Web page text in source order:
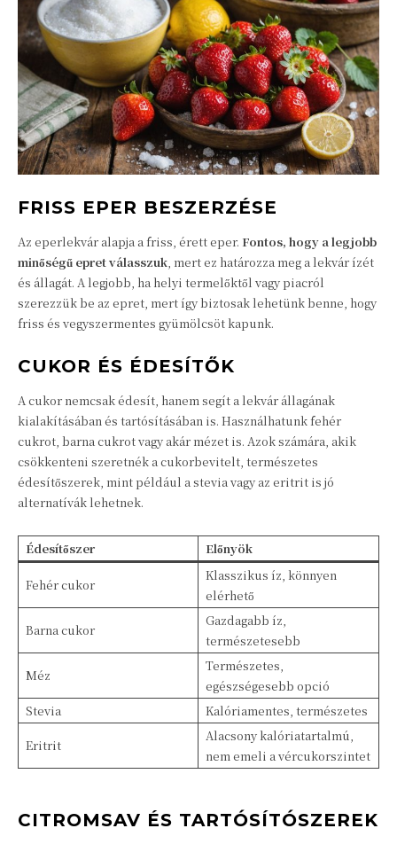
FRISS EPER BESZERZÉSE
Az eperlekvár alapja a friss, érett eper. Fontos, hogy a legjobb
minőségű epret válasszuk , mert ez határozza meg a lekvár ízét
és állagát. A legjobb, ha helyi termelőktől vagy piacról
szerezzük be az epret, mert így biztosak lehetünk benne, hogy
friss és vegyszermentes gyümölcsöt kapunk.
CUKOR ÉS ÉDESÍTŐK
A cukor nemcsak édesít, hanem segít a lekvár állagának
kialakításában és tartósításában is. Használhatunk fehér
cukrot, barna cukrot vagy akár mézet is. Azok számára, akik
csökkenteni szeretnék a cukorbevitelt, természetes
édesítőszerek, mint például a stevia vagy az eritrit is jó
alternatívák lehetnek.
Édesítőszer Előnyök
Fehér cukor
Klasszikus íz, könnyen
elérhető
Barna cukor
Gazdagabb íz,
természetesebb
Méz
Természetes,
egészségesebb opció
Stevia
Kalóriamentes, természetes
Eritrit
Alacsony kalóriatartalmú,
nem emeli a vércukorszintet
CITROMSAV ÉS TARTÓSÍTÓSZEREK